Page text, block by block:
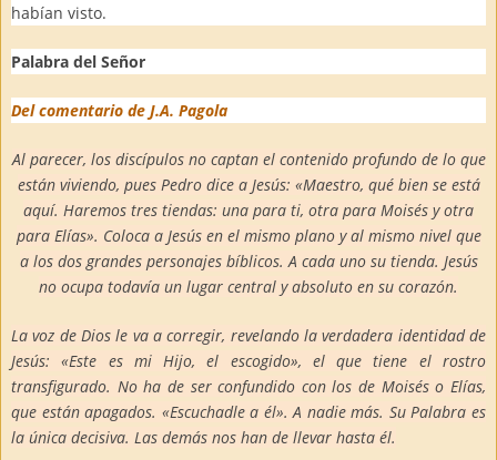
habían visto.
Palabra del Señor
Del comentario de J.A. Pagola
Al parecer, los discípulos no captan el contenido profundo de lo que
están viviendo, pues Pedro dice a Jesús: «Maestro, qué bien se está
aquí. Haremos tres tiendas: una para ti, otra para Moisés y otra
para Elías». Coloca a Jesús en el mismo plano y al mismo nivel que
a los dos grandes personajes bíblicos. A cada uno su tienda. Jesús
no ocupa todavía un lugar central y absoluto en su corazón.
La voz de Dios le va a corregir, revelando la verdadera identidad de
Jesús:«Este es mi Hijo, el escogido», el que tiene el rostro
transfigurado. No ha de ser confundido con los de Moisés o Elías,
que están apagados. «Escuchadle a él». A nadie más. Su Palabra es
la única decisiva. Las demás nos han de llevar hasta él.